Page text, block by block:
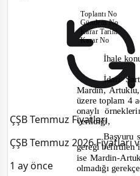
ÇŞB Temmuz Fiyatları
ÇŞB Temmuz 2026
1 ay önce
ToplantıNo
Gündem No
Karar Tarihi
Karar No
İhale
İdari
Mardin,
üzere toplam 4
onaylı
verildiği,
Başvuru
gereği belirtilen
ise Mardin-
olmadığı